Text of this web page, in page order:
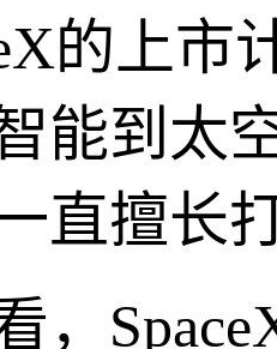
的上市
能到太
直擅长
，